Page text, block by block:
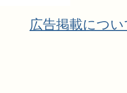
広告掲載につ